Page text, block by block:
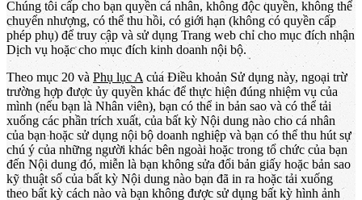
Chúng tôi cấp cho bạn quyền cá nhân, không độc quyền, không thể
chuyển nhượng, có thể thu hồi, có giới hạn (không có quyền cấp
phép phụ) để truy cập và sử dụng Trang web chỉ cho mục đích nhận
Dịch vụ hoặc cho mục đích kinh doanh nội bộ.
Theo mục 20 và Phụ lục A của Điều khoản Sử dụng này, ngoại trừ
trường hợp được ủy quyền khác để thực hiện đúng nhiệm vụ của
mình (nếu bạn là Nhân viên), bạn có thể in bản sao và có thể tải
xuống các phần trích xuất, của bất kỳ Nội dung nào cho cá nhân
của bạn hoặc sử dụng nội bộ doanh nghiệp và bạn có thể thu hút sự
chú ý của những người khác bên ngoài hoặc trong tổ chức của bạn
đến Nội dung đó, miễn là bạn không sửa đổi bản giấy hoặc bản sao
kỹ thuật số của bất kỳ Nội dung nào bạn đã in ra hoặc tải xuống
theo bất kỳ cách nào và bạn không được sử dụng bất kỳ hình ảnh